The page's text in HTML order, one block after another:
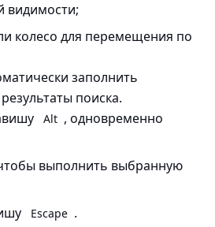
видимости;
колесо для перемещения по
заполнить
поиска.
Alt , одновременно
выполнить выбранную
Escape .